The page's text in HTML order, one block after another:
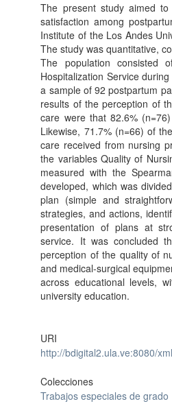
The present study aimed
satisfaction among
Institute of the Los Andes
The study was quantitative,
The population consisted
Hospitalization Service
a sample of 92 postpartum
results of the perception of
care were that 82.6%
Likewise, 71.7% (n=66) of
care received from nursing
the variables Quality of
measured with the
developed, which was
plan (simple and
strategies, and actions,
presentation of plans at
service. It was concluded
perception of the quality of
and medical-surgical
across educational levels,
university education.
URI
http://bdigital2.ula.ve:8080/
Colecciones
Trabajos especiales de grado